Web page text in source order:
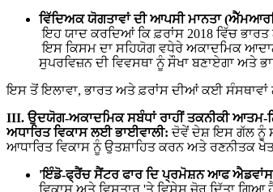
ਵਿੱਦਿਅਕ ਯੋਗਤਾਵਾਂ ਦੀ ਆਪਸੀ ਮਾਨਤਾ(
ਇਹ ਯਾਦ ਕਰਦਿਆਂ ਕਿ ਫ਼ਰਾਂਸ 2018 ਵਿੱਚ ਭਾਰਤ
ਇਸ ਕਿਸਮ ਦਾ ਸਹਿਯੋਗ ਵਧੇਰੇ ਅਕਾਦਮਿਕ
ਸੁਪਰਵਿਜ਼ਨ ਦੀ ਵਿਵਸਥਾ ਨੂੰ ਸੌਖਾ ਬਣਾਏਗਾ ਅਤੇ
ਇਸ ਤੋਂ ਇਲਾਵਾ, ਭਾਰਤ ਅਤੇ ਫ਼ਰਾਂਸ ਦੀਆਂ ਕਈ ਸੰਸਥਾਵਾਂ
III.ਉਦਯੋਗ-ਅਕਾਦਮਿਕ ਸਬੰਧਾਂ ਰਾਹੀਂ ਤਕਨੀਕੀ ਆਤਮ-
ਅਧਾਰਿਤ ਵਿਕਾਸ ਲਈ ਭਾਈਵਾਲੀ: ਦੋਵੇਂ ਦੇਸ਼ ਇਸ ਗੱਲ ਨੂੰ
ਆਧਾਰਿਤ ਵਿਕਾਸ ਨੂੰ ਉਤਸ਼ਾਹਿਤ ਕਰਨ ਅਤੇ ਰਣਨੀਤਕ
'ਇੰਡੋ-ਫ੍ਰੈਂਚ ਸੈਂਟਰ ਫਾਰ ਦਿ ਪ੍ਰਮੋਸ਼ਨ ਆਫ